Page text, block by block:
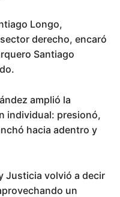
Longo,
derecho, encaró
Santiago
amplió la
individual: presionó,
hacia adentro y
Justicia volvió a decir
un